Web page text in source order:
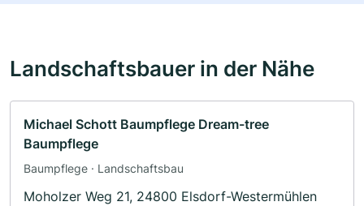
Landschaftsbauer in der Nähe
Michael Schott Baumpflege Dream-tree
Baumpflege
Baumpflege · Landschaftsbau
Moholzer Weg 21, 24800 Elsdorf-Westermühlen